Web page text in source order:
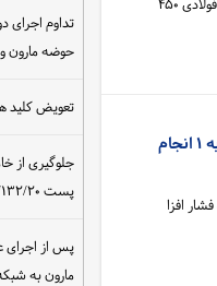
مدیر امور آبرسانی بندرامام خمینی(ره) در شرکت آب جنوب شرق خبر از تعمیر خط لوله فولادی ۴۵۰
تعمیر شکستگی خط لوله ۹۰۰ میلیمتری مرغزار به ایستگاه فشار افزا امیدیه ۱ انجام
میلیمتری ایستگاه فشار افزا
تداوم اجرای
حوضه مارون
تعویض کلید
جلوگیری از
پست ۴۰۰/۱۳۲/۲۰ کیلوولت نیروگاه مسجدسلیمان
مارون به